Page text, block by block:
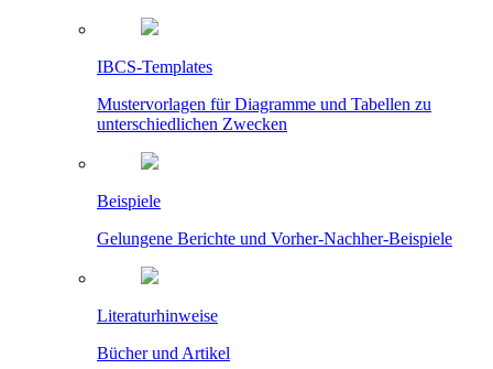
IBCS-Templates
Mustervorlagen für Diagramme und Tabellen zu
unterschiedlichen Zwecken
Beispiele
Gelungene Berichte und Vorher-Nachher-Beispiele
Literaturhinweise
Bücher und Artikel